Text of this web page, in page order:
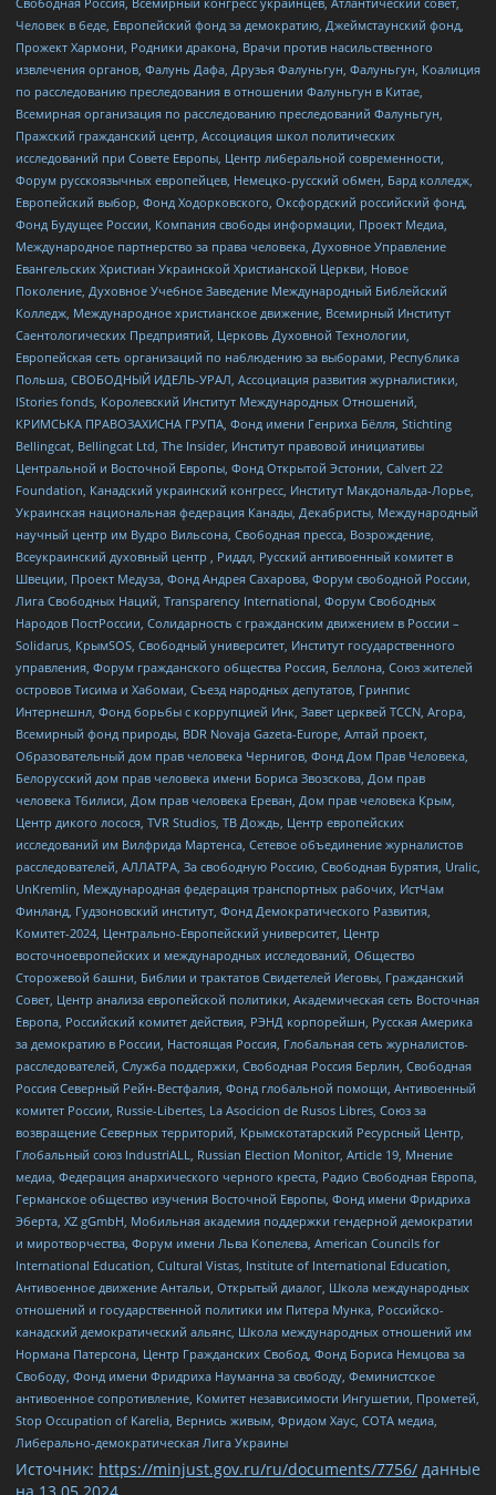
Человек в беде, Европейский фонд за демократию, Джеймстаунский фонд,
Прожект Хармони, Родники дракона, Врачи против насильственного
извлечения органов, Фалунь Дафа, Друзья Фалуньгун, Фалуньгун, Коалиция
по расследованию преследования в отношении Фалуньгун в Китае,
Всемирная организация по расследованию преследований Фалуньгун,
Пражский гражданский центр, Ассоциация школ политических
исследований при Совете Европы, Центр либеральной современности,
Форум русскоязычных европейцев, Немецко-русский обмен, Бард колледж,
Европейский выбор, Фонд Ходорковского, Оксфордский российский фонд,
Фонд Будущее России, Компания свободы информации, Проект Медиа,
Международное партнерство за права человека, Духовное Управление
Евангельских Христиан Украинской Христианской Церкви, Новое
Поколение, Духовное Учебное Заведение Международный Библейский
Колледж, Международное христианское движение, Всемирный Институт
Саентологических Предприятий, Церковь Духовной Технологии,
Европейская сеть организаций по наблюдению за выборами, Республика
Польша, СВОБОДНЫЙ ИДЕЛЬ-УРАЛ, Ассоциация развития журналистики,
IStories fonds, Королевский Институт Международных Отношений,
КРИМСЬКА ПРАВОЗАХИСНА ГРУПА, Фонд имени Генриха Бёлля, Stichting
Bellingcat, Bellingcat Ltd, The Insider, Институт правовой инициативы
Центральной и Восточной Европы, Фонд Открытой Эстонии, Calvert 22
Foundation, Канадский украинский конгресс, Институт Макдональда-Лорье,
Украинская национальная федерация Канады, Декабристы, Международный
научный центр им Вудро Вильсона, Свободная пресса, Возрождение,
Всеукраинский духовный центр , Риддл, Русский антивоенный комитет в
Швеции, Проект Медуза, Фонд Андрея Сахарова, Форум свободной России,
Лига Свободных Наций, Transparеncy International, Форум Свободных
Народов ПостРоссии, Солидарность с гражданским движением в России –
Solidarus, КрымSOS, Свободный университет, Институт государственного
управления, Форум гражданского общества Россия, Беллона, Союз жителей
островов Тисима и Хабомаи, Съезд народных депутатов, Гринпис
Интернешнл, Фонд борьбы с коррупцией Инк, Завет церквей TCCN, Агора,
Всемирный фонд природы, BDR Novaja Gazeta-Europe, Алтай проект,
Образовательный дом прав человека Чернигов, Фонд Дом Прав Человека,
Белорусский дом прав человека имени Бориса Звозскова, Дом прав
человека Тбилиси, Дом прав человека Ереван, Дом прав человека Крым,
Центр дикого лосося, TVR Studios, ТВ Дождь, Центр европейских
исследований им Вилфрида Мартенса, Сетевое объединение журналистов
расследователей, АЛЛАТРА, За свободную Россию, Свободная Бурятия, Uralic,
UnKremlin, Международная федерация транспортных рабочих, ИстЧам
Финланд, Гудзоновский институт, Фонд Демократического Развития,
Комитет-2024, Центрально-Европейский университет, Центр
восточноевропейских и международных исследований, Общество
Сторожевой башни, Библии и трактатов Свидетелей Иеговы, Гражданский
Совет, Центр анализа европейской политики, Академическая сеть Восточная
Европа, Российский комитет действия, РЭНД корпорейшн, Русская Америка
за демократию в России, Настоящая Россия, Глобальная сеть журналистов-
расследователей, Служба поддержки, Свободная Россия Берлин, Свободная
Россия Северный Рейн-Вестфалия, Фонд глобальной помощи, Антивоенный
комитет России, Russie-Libertes, La Asocicion de Rusos Libres, Союз за
возвращение Северных территорий, Крымскотатарский Ресурсный Центр,
Глобальный союз IndustriALL, Russian Election Monitor, Article 19, Мнение
медиа, Федерация анархического черного креста, Радио Свободная Европа,
Германское общество изучения Восточной Европы, Фонд имени Фридриха
Эберта, XZ gGmbH, Мобильная академия поддержки гендерной демократии
и миротворчества, Форум имени Льва Копелева, American Councils for
International Education, Cultural Vistas, Institute of International Education,
Антивоенное движение Антальи, Открытый диалог, Школа международных
отношений и государственной политики им Питера Мунка, Российско-
канадский демократический альянс, Школа международных отношений им
Нормана Патерсона, Центр Гражданских Свобод, Фонд Бориса Немцова за
Свободу, Фонд имени Фридриха Науманна за свободу, Феминистское
антивоенное сопротивление, Комитет независимости Ингушетии, Прометей,
Stop Occupation of Karelia, Вернись живым, Фридом Хаус, СОТА медиа,
Либерально-демократическая Лига Украины
Источник: https://minjust.gov.ru/ru/documents/7756/ данные